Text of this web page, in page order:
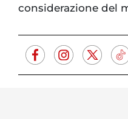
considerazione del